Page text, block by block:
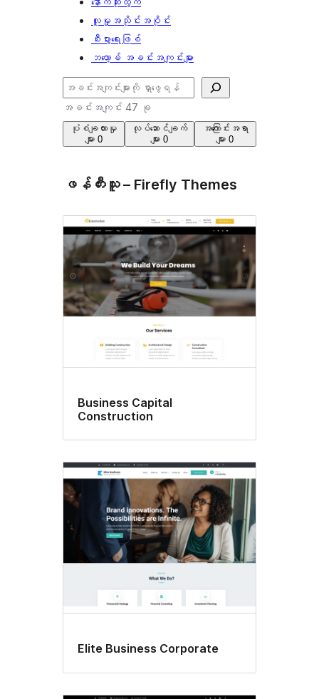
လူမှုအသိုင်းအဝိုင်း
စီးပွားရေးဖြစ်
ဘလော့ခ် အခင်းအကျင်းများ
ရှာ
ပါ
အခင်းအကျင်း 47 ခု
ပုံစံချထားမှု
များ 0
လုပ်ဆောင်ချက်
များ 0
အကြောင်းအရာ
များ0
ဖန်တီးသူ – Firefly Themes
Business Capital
Construction
Elite Business Corporate